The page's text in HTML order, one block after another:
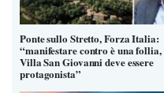
Ponte sullo Stretto, Forza Italia:
“manifestare contro è una follia,
Villa San Giovanni deve essere
protagonista”